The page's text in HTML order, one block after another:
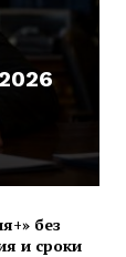
без
и сроки